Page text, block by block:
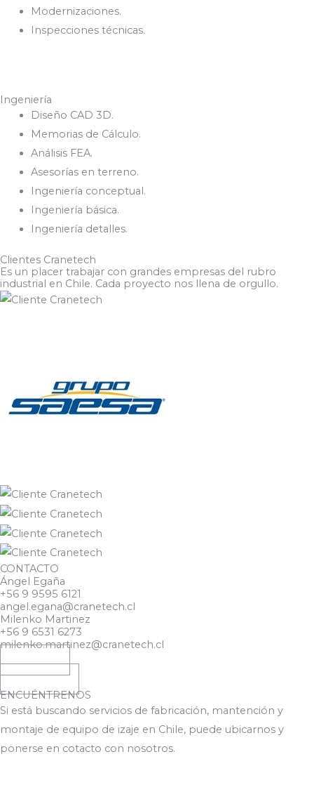
Modernizaciones.
Inspecciones técnicas.
Ingeniería
Diseño CAD 3D.
Memorias de Cálculo.
Análisis FEA.
Asesorías en terreno.
Ingeniería conceptual.
Ingeniería básica.
Ingeniería detalles.
Clientes Cranetech
Es un placer trabajar con grandes empresas del rubro
industrial en Chile. Cada proyecto nos llena de orgullo.
CONTACTO
Ángel Egaña
+56 9 9595 6121
angel.egana@cranetech.cl
Milenko Martinez
+56 9 6531 6273
milenko.martinez@cranetech.cl
FACEBOOK
ENCUÉNTRENOS
Si está buscando servicios de fabricación, mantención y
montaje de equipo de izaje en Chile, puede ubicarnos y
ponerse en cotacto con nosotros.